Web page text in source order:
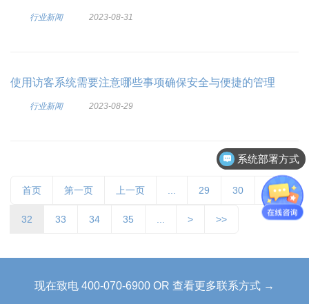
行业新闻 2023-08-31
使用访客系统需要注意哪些事项确保安全与便捷的管理
行业新闻 2023-08-29
首页 第一页 上一页 29 30 31
32 33 34 35 > >>
现在致电 400-070-6900 OR 查看更多联系方式 →
系统部署方式